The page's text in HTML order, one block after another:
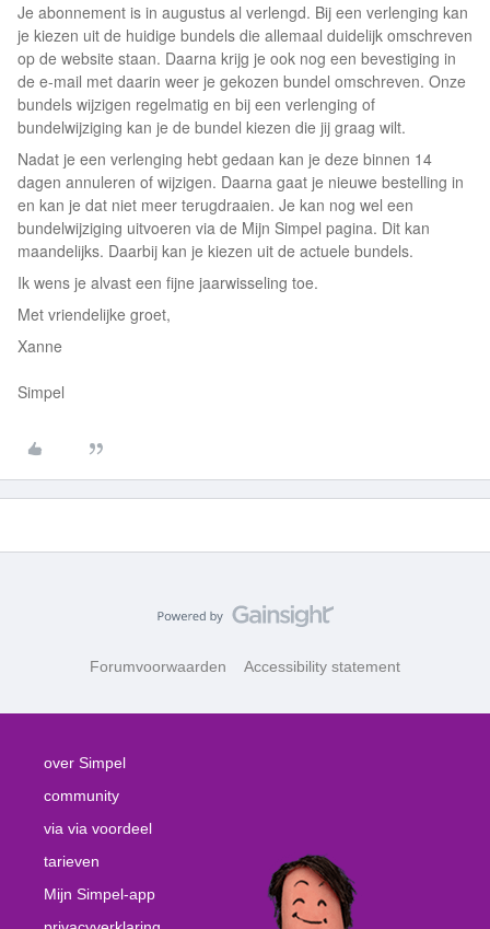
Je abonnement is in augustus al verlengd. Bij een verlenging kan
je kiezen uit de huidige bundels die allemaal duidelijk omschreven
op de website staan. Daarna krijg je ook nog een bevestiging in
de e-mail met daarin weer je gekozen bundel omschreven. Onze
bundels wijzigen regelmatig en bij een verlenging of
bundelwijziging kan je de bundel kiezen die jij graag wilt.
Nadat je een verlenging hebt gedaan kan je deze binnen 14
dagen annuleren of wijzigen. Daarna gaat je nieuwe bestelling in
en kan je dat niet meer terugdraaien. Je kan nog wel een
bundelwijziging uitvoeren via de Mijn Simpel pagina. Dit kan
maandelijks. Daarbij kan je kiezen uit de actuele bundels.
Ik wens je alvast een fijne jaarwisseling toe.
Met vriendelijke groet,
Xanne
Simpel
Forumvoorwaarden Accessibility statement
over Simpel
community
via via voordeel
tarieven
Mijn Simpel-app